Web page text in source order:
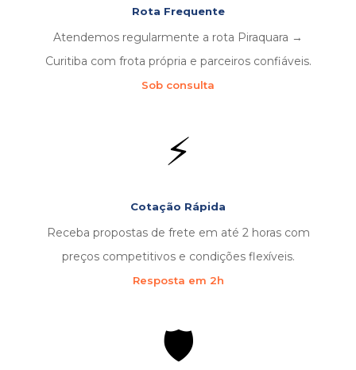
Rota Frequente
Atendemos regularmente a rota Piraquara →
Curitiba com frota própria e parceiros confiáveis.
Sob consulta
⚡
Cotação Rápida
Receba propostas de frete em até 2 horas com
preços competitivos e condições flexíveis.
Resposta em 2h
🛡️